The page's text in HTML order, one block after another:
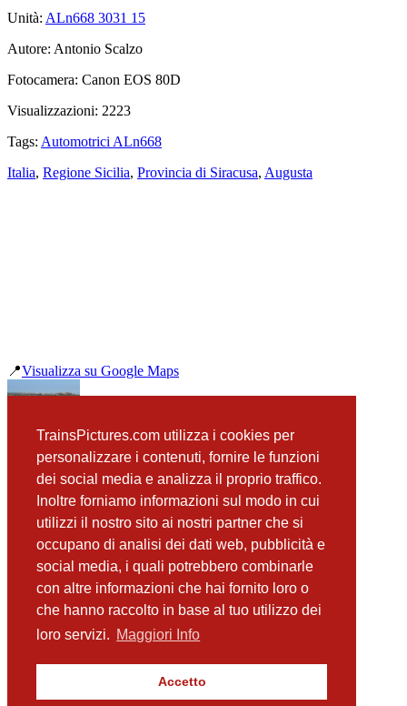
TrainsPictures.com utilizza i cookies per
personalizzare i contenuti, fornire le funzioni
dei social media e analizza il proprio traffico.
Inoltre forniamo informazioni sul modo in cui
utilizzi il nostro sito ai nostri partner che si
occupano di analisi dei dati web, pubblicità e
social media, i quali potrebbero combinarle
con altre informazioni che hai fornito loro o
che hanno raccolto in base al tuo utilizzo dei
loro servizi. Maggiori Info
Accetto
Unità: ALn668 3031 15
Autore: Antonio Scalzo
Fotocamera: Canon EOS 80D
Visualizzazioni: 2223
Tags: Automotrici ALn668
Italia, Regione Sicilia, Provincia di Siracusa, Augusta
📍Visualizza su Google Maps
precedente
ALe501 050 Augusta
successiva
E656 093 Augusta Intercity Notte Milano Centrale - Siracusa
📸 Fotografie scattate nei dintorniVedi tutte ➔
ALn668 3007 Augusta
(22 m)
E656 435 Augusta
E656 090 Augusta